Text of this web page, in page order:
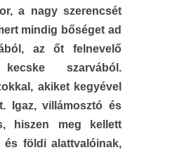
a nagy szerencsét
mindig bőséget ad
az őt felnevelő
szarvából.
akiket kegyével
Igaz, villámosztó és
hiszen meg kellett
és földi alattvalóinak,